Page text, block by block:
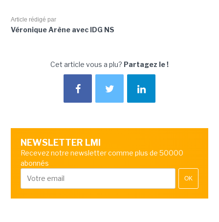
Article rédigé par
Véronique Arène avec IDG NS
Cet article vous a plu? Partagez le !
NEWSLETTER LMI
Recevez notre newsletter comme plus de 50000
abonnés
OK